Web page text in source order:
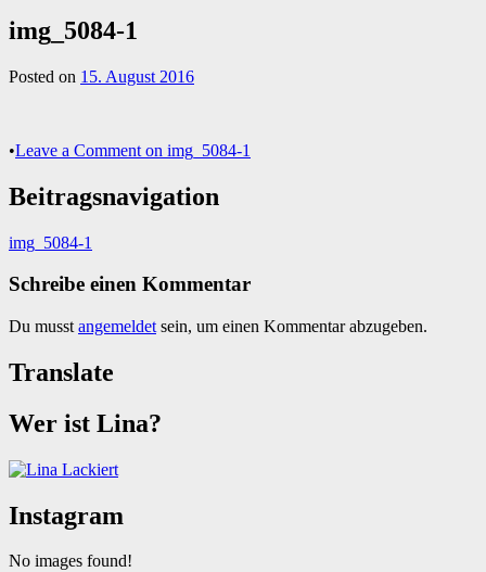
img_5084-1
Posted on 15. August 2016
•Leave a Comment on img_5084-1
Beitragsnavigation
img_5084-1
Schreibe einen Kommentar
Du musst angemeldet sein, um einen Kommentar abzugeben.
Translate
Wer ist Lina?
Instagram
No images found!